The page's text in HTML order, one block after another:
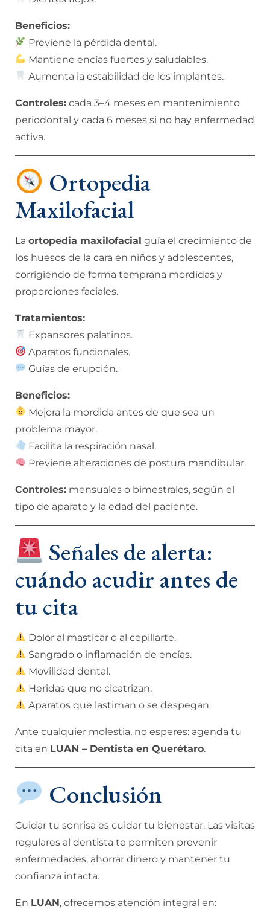
Beneficios:
Previene la pérdida dental.
Mantiene encías fuertes y saludables.
Aumenta la estabilidad de los implantes.
Controles: cada 3–4 meses en mantenimiento
periodontal y cada 6 meses si no hay enfermedad
activa.
Ortopedia
Maxilofacial
La ortopedia maxilofacial guía el crecimiento de
los huesos de la cara en niños y adolescentes,
corrigiendo de forma temprana mordidas y
proporciones faciales.
Tratamientos:
Expansores palatinos.
Aparatos funcionales.
Guías de erupción.
Beneficios:
Mejora la mordida antes de que sea un
problema mayor.
Facilita la respiración nasal.
Previene alteraciones de postura mandibular.
Controles: mensuales o bimestrales, según el
tipo de aparato y la edad del paciente.
Señales de alerta:
cuándo acudir antes de
tu cita
Dolor al masticar o al cepillarte.
Sangrado o inflamación de encías.
Movilidad dental.
Heridas que no cicatrizan.
Aparatos que lastiman o se despegan.
Ante cualquier molestia, no esperes: agenda tu
cita en LUAN – Dentista en Querétaro.
Conclusión
Cuidar tu sonrisa es cuidar tu bienestar. Las visitas
regulares al dentista te permiten prevenir
enfermedades, ahorrar dinero y mantener tu
confianza intacta.
En LUAN, ofrecemos atención integral en: